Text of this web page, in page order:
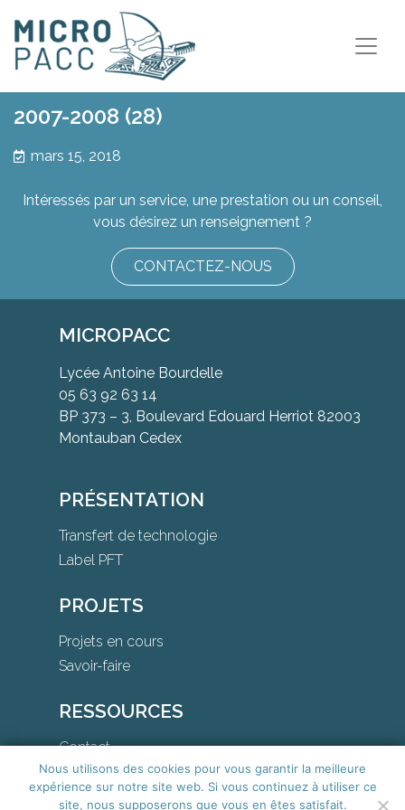
2007-2008 (28)
mars 15, 2018
Intéressés par un service, une prestation ou un conseil,
vous désirez un renseignement ?
CONTACTEZ-NOUS
MICROPACC
Lycée Antoine Bourdelle
05 63 92 63 14
BP 373 – 3, Boulevard Edouard Herriot 82003
Montauban Cedex
PRÉSENTATION
Transfert de technologie
Label PFT
PROJETS
Projets en cours
Savoir-faire
RESSOURCES
Contact
Téléchargements
Nous utilisons des cookies pour vous garantir la meilleure
expérience sur notre site web. Si vous continuez à utiliser ce
site, nous supposerons que vous en êtes satisfait.